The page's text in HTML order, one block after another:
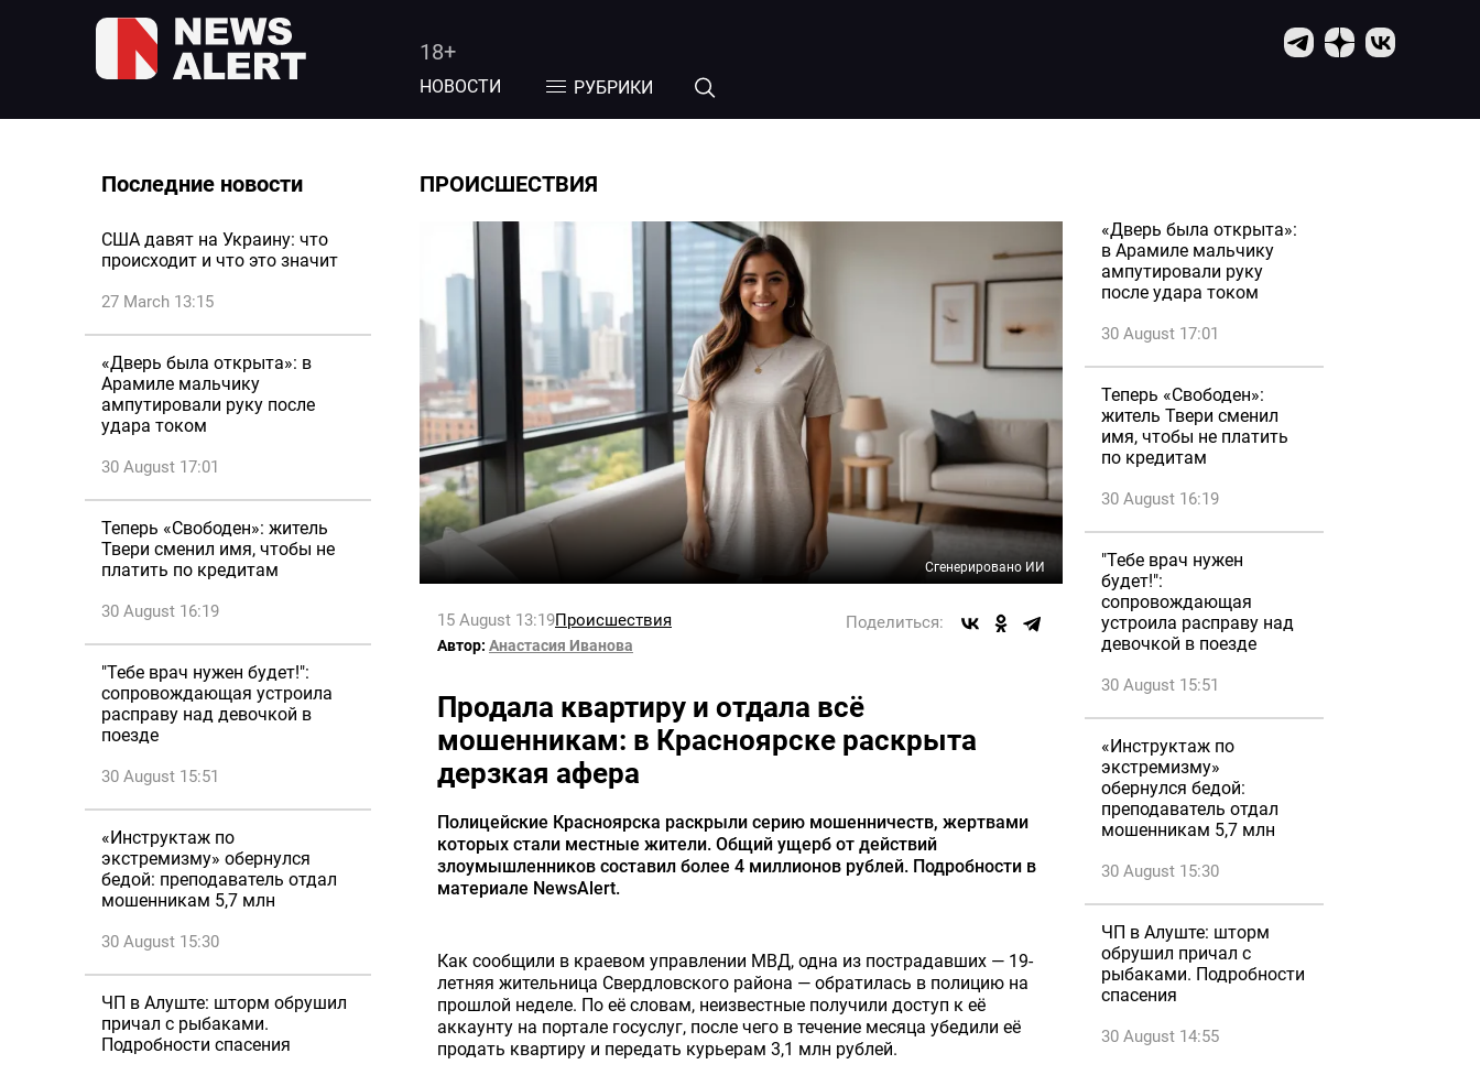
18+
НОВОСТИ РУБРИКИ
Последние новости
США давят на Украину: что
происходит и что это значит
27 March 13:15
«Дверь была открыта»: в
Арамиле мальчику
ампутировали руку после
удара током
30 August 17:01
Теперь «Свободен»: житель
Твери сменил имя, чтобы не
платить по кредитам
30 August 16:19
"Тебе врач нужен будет!":
сопровождающая устроила
расправу над девочкой в
поезде
30 August 15:51
«Инструктаж по
экстремизму» обернулся
бедой: преподаватель отдал
мошенникам 5,7 млн
30 August 15:30
ЧП в Алуште: шторм обрушил
причал с рыбаками.
Подробности спасения
ПРОИСШЕСТВИЯ
Сгенерировано ИИ
15 August 13:19Происшествия Поделиться:
Автор: Анастасия Иванова
Продала квартиру и отдала всё
мошенникам: в Красноярске раскрыта
дерзкая афера
Полицейские Красноярска раскрыли серию мошенничеств, жертвами
которых стали местные жители. Общий ущерб от действий
злоумышленников составил более 4 миллионов рублей. Подробности в
материале NewsAlert.
Как сообщили в краевом управлении МВД, одна из пострадавших — 19-
летняя жительница Свердловского района — обратилась в полицию на
прошлой неделе. По её словам, неизвестные получили доступ к её
аккаунту на портале госуслуг, после чего в течение месяца убедили её
продать квартиру и передать курьерам 3,1 млн рублей.
«Дверь была открыта»:
в Арамиле мальчику
ампутировали руку
после удара током
30 August 17:01
Теперь «Свободен»:
житель Твери сменил
имя, чтобы не платить
по кредитам
30 August 16:19
"Тебе врач нужен
будет!":
сопровождающая
устроила расправу над
девочкой в поезде
30 August 15:51
«Инструктаж по
экстремизму»
обернулся бедой:
преподаватель отдал
мошенникам 5,7 млн
30 August 15:30
ЧП в Алуште: шторм
обрушил причал с
рыбаками. Подробности
спасения
30 August 14:55